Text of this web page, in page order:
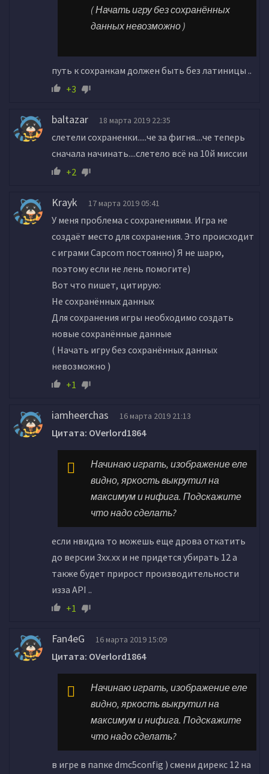
( Начать игру без сохранённых
данных невозможно )
путь к сохранкам должен быть без латиницы ..
+3
baltazar 18 марта 2019 22:35
слетели сохраненки.....че за фигня....че теперь
сначала начинать....слетело всё на 10й миссии
+2
Krayk 17 марта 2019 05:41
У меня проблема с сохранениями. Игра не
создаёт место для сохранения. Это происходит
с играми Capcom постоянно) Я не шарю,
поэтому если не лень помогите)
Вот что пишет, цитирую:
Не сохранённых данных
Для сохранения игры необходимо создать
новые сохранённые данные
( Начать игру без сохранённых данных
невозможно )
+1
iamheerchas 16 марта 2019 21:13
Цитата: OVerlord1864
Начинаю играть, изображение еле
видно, яркость выкрутил на
максимум и нифига. Подскажите
что надо сделать?
если нвидиа то можешь еще дрова откатить
до версии 3xx.xx и не придется убирать 12 а
также будет прирост производительности
изза API ..
+1
Fan4eG 16 марта 2019 15:09
Цитата: OVerlord1864
Начинаю играть, изображение еле
видно, яркость выкрутил на
максимум и нифига. Подскажите
что надо сделать?
в игре в папке dmc5config ) смени дирекс 12 на